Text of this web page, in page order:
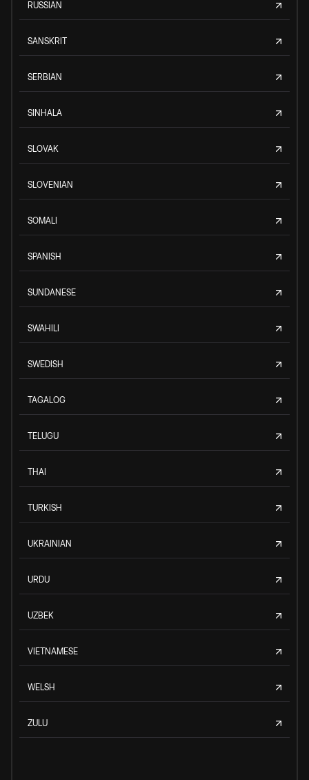
RUSSIAN
SANSKRIT
SERBIAN
SINHALA
SLOVAK
SLOVENIAN
SOMALI
SPANISH
SUNDANESE
SWAHILI
SWEDISH
TAGALOG
TELUGU
THAI
TURKISH
UKRAINIAN
URDU
UZBEK
VIETNAMESE
WELSH
ZULU